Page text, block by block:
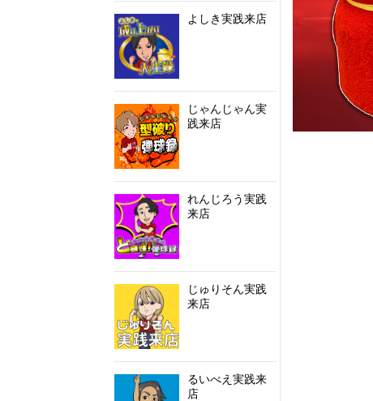
よしき実践来店
じゃんじゃん実
践来店
れんじろう実践
来店
じゅりそん実践
来店
るいべえ実践来
店